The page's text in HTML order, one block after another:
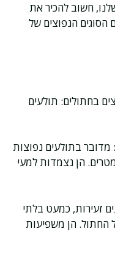
חשוב להכיר את
הסוגים הנפוצים של
בחתולים: תולעים
: מדובר בתולעים נפוצות
הן נצמדות למעי
זעירות, כמעט בלתי
החתול. הן משפיעות